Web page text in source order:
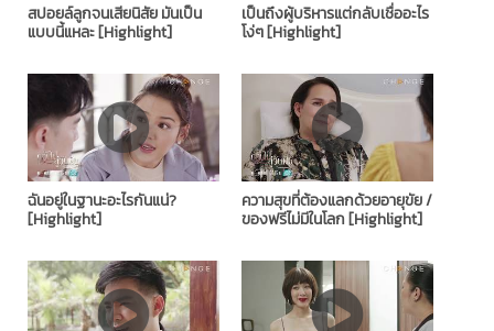
สปอยล์ลูกจนเสียนิสัย มันเป็น
แบบนี้แหละ [Highlight]
เป็นถึงผู้บริหารแต่กลับเชื่ออะไร
โง่ๆ [Highlight]
ฉันอยู่ในฐานะอะไรกันแน่?
[Highlight]
ความสุขที่ต้องแลกด้วยอายุขัย /
ของฟรีไม่มีในโลก [Highlight]